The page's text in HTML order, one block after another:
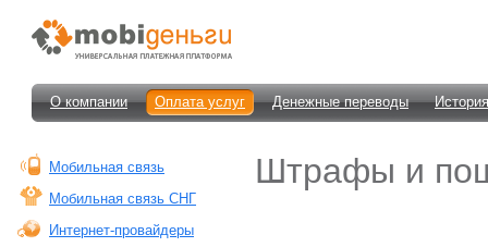
О компании Оплата услуг Денежные переводы
Мобильная связь
Мобильная связь СНГ
Интернет-провайдеры
Штрафы и